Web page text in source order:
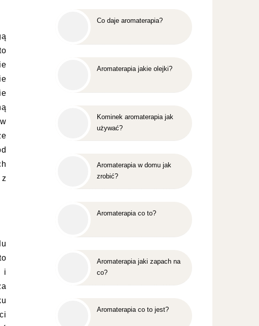
i
Co daje aromaterapia?
Aromaterapia jakie olejki?
Kominek aromaterapia jak
używać?
Aromaterapia w domu jak
zrobić?
Aromaterapia co to?
Aromaterapia jaki zapach na
co?
Aromaterapia co to jest?